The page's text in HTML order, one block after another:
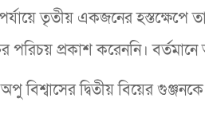
তৃতীয় একজনের হস্তক্ষেপে
পরিচয় প্রকাশ করেননি।
বিশ্বাসের দ্বিতীয় বিয়ের